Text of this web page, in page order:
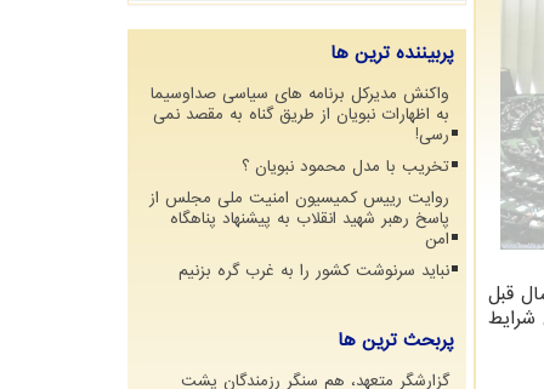
قضایای سال قبل
پربیننده ترین ها
واکنش مدیرکل برنامه های سیاسی صداوسیما
به اظهارات نبویان از طریق گناه به مقصد نمی
رسی!
تخریب با مدل محمود نبویان ؟
روایت رییس کمیسیون امنیت ملی مجلس از
پاسخ رهبر شهید انقلاب به پیشنهاد پناهگاه
امن
نباید سرنوشت کشور را به غرب گره بزنیم
پربحث ترین ها
گزارشگر متعهد، هم سنگر رزمندگان پشت